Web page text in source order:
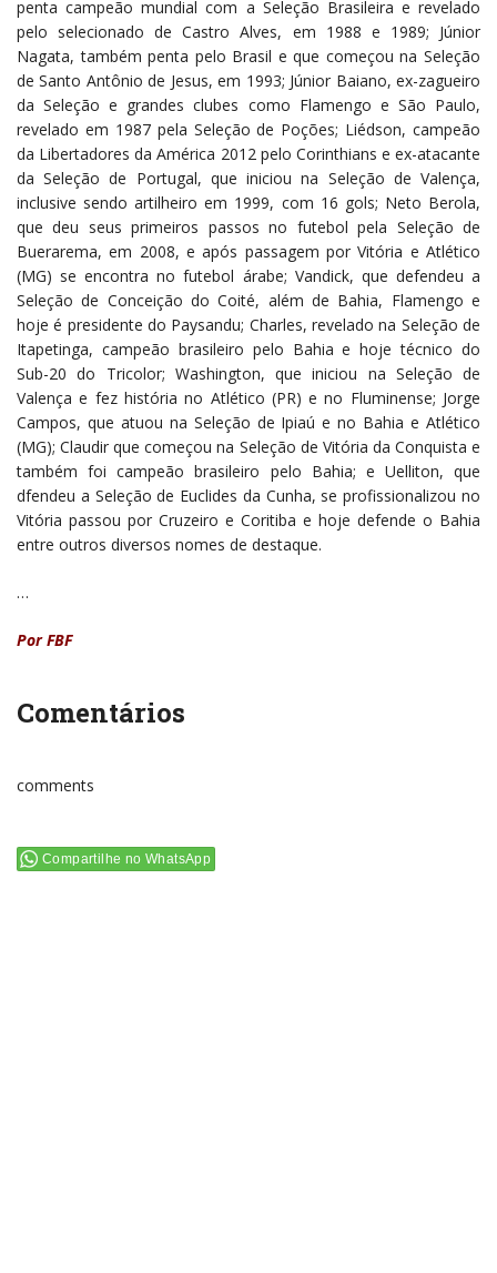
penta campeão mundial com a Seleção Brasileira e revelado
pelo selecionado de Castro Alves, em 1988 e 1989; Júnior
Nagata, também penta pelo Brasil e que começou na Seleção
de Santo Antônio de Jesus, em 1993; Júnior Baiano, ex-zagueiro
da Seleção e grandes clubes como Flamengo e São Paulo,
revelado em 1987 pela Seleção de Poções; Liédson, campeão
da Libertadores da América 2012 pelo Corinthians e ex-atacante
da Seleção de Portugal, que iniciou na Seleção de Valença,
inclusive sendo artilheiro em 1999, com 16 gols; Neto Berola,
que deu seus primeiros passos no futebol pela Seleção de
Buerarema, em 2008, e após passagem por Vitória e Atlético
(MG) se encontra no futebol árabe; Vandick, que defendeu a
Seleção de Conceição do Coité, além de Bahia, Flamengo e
hoje é presidente do Paysandu; Charles, revelado na Seleção de
Itapetinga, campeão brasileiro pelo Bahia e hoje técnico do
Sub-20 do Tricolor; Washington, que iniciou na Seleção de
Valença e fez história no Atlético (PR) e no Fluminense; Jorge
Campos, que atuou na Seleção de Ipiaú e no Bahia e Atlético
(MG); Claudir que começou na Seleção de Vitória da Conquista e
também foi campeão brasileiro pelo Bahia; e Uelliton, que
dfendeu a Seleção de Euclides da Cunha, se profissionalizou no
Vitória passou por Cruzeiro e Coritiba e hoje defende o Bahia
entre outros diversos nomes de destaque.
…
Por FBF
Comentários
comments
Compartilhe no WhatsApp